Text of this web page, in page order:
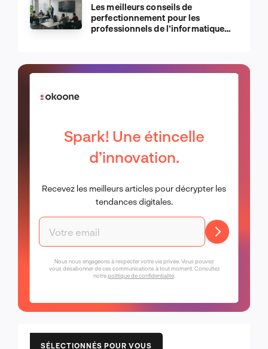
Les meilleurs conseils de
perfectionnement pour les
professionnels de l’informatique
Spark! Une étincelle
d’innovation.
Recevez les meilleurs articles pour décrypter les
tendances digitales.
Nous nous engageons à respecter votre vie privée. Vous pouvez
vous désabonner de ces communications à tout moment. Consultez
notrepolitique de confidentialité.
SÉLECTIONNÉS POUR VOUS